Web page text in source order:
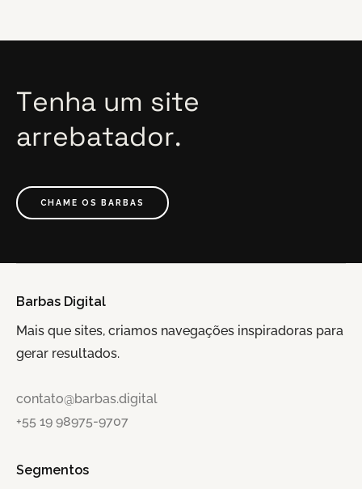
Tenha um site
arrebatador.
CHAME OS BARBAS
Barbas Digital
Mais que sites, criamos navegações inspiradoras para
gerar resultados.
contato@barbas.digital
+55 19 98975-9707
Segmentos